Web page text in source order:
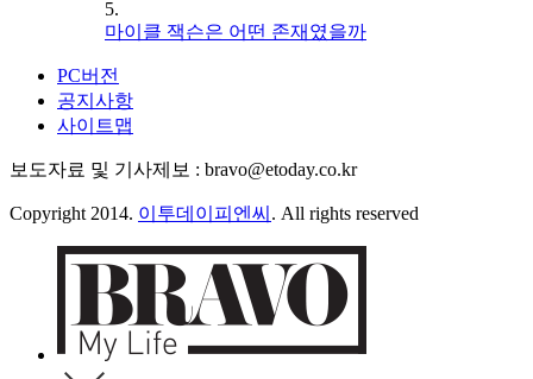
5.
마이클 잭슨은 어떤 존재였을까
PC버전
공지사항
사이트맵
보도자료 및 기사제보 : bravo@etoday.co.kr
Copyright 2014. 이투데이피엔씨 . All rights reserved